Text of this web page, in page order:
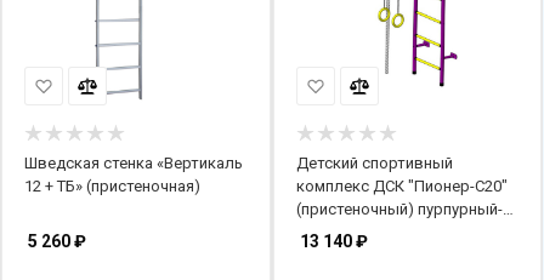
Шведская стенка «Вертикаль
12 + ТБ» (пристеночная)
5 260₽
Детский спортивный
комплекс ДСК "Пионер-С20"
(пристеночный) пурпурный-
желтый ПВХ
13 140₽